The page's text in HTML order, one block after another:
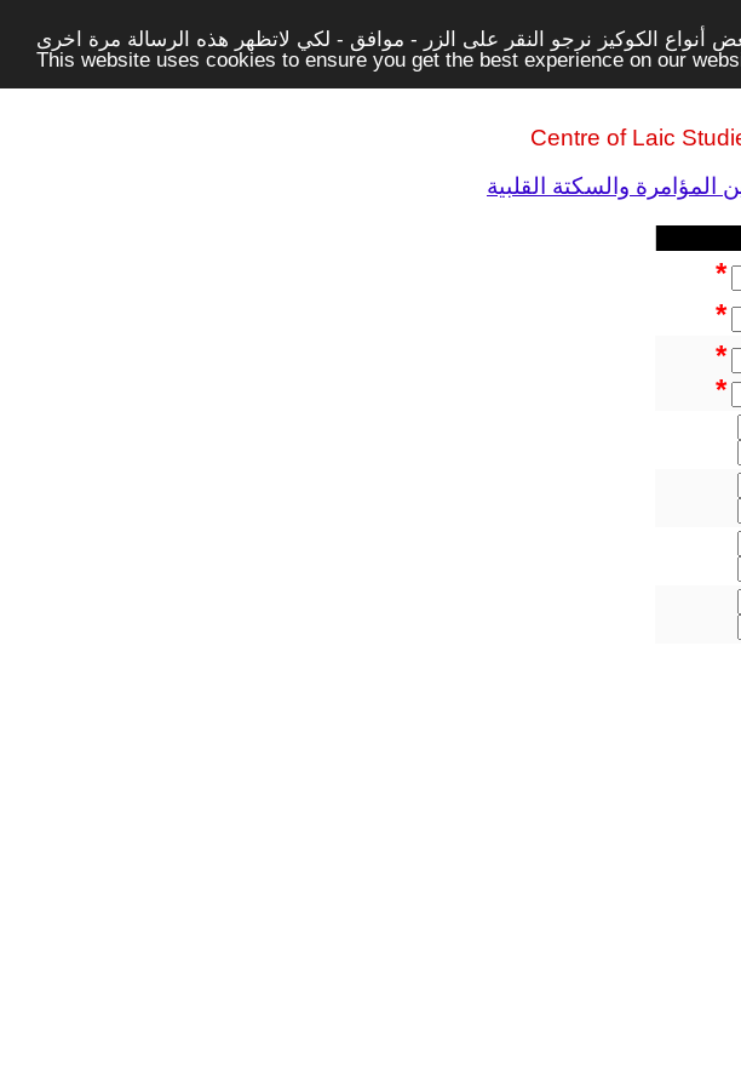
الكوكيز نرجو النقر على الزر - موافق - لكي لاتظهر هذه الرسالة مرة اخرى -
This website uses cookies to ensure you get the best experience on our
Centre of Laic
والسكتة القلبية
*
*
*
*